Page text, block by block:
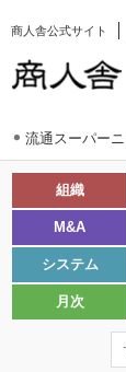
商人舎公式サイト
流通スーパー
組織
M&A
システム
月次